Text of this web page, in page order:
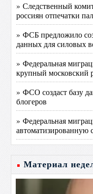
» Следственный
россиян отпечатки
» ФСБ предложило
данных для силовых
» Федеральная
крупный московский
» ФСО создаст базу
блогеров
» Федеральная
автоматизированную
Материал